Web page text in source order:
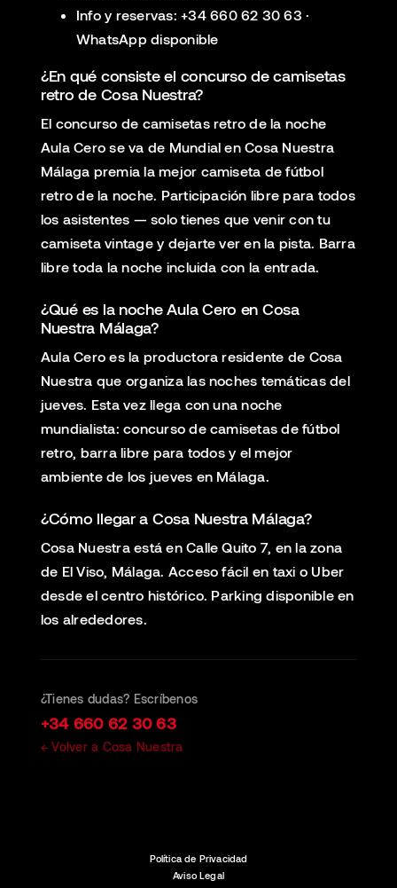
Info y reservas: +34 660 62 30 63 ·
WhatsApp disponible
¿En qué consiste el concurso de camisetas
retro de Cosa Nuestra?
El concurso de camisetas retro de la noche
Aula Cero se va de Mundial en Cosa Nuestra
Málaga premia la mejor camiseta de fútbol
retro de la noche. Participación libre para todos
los asistentes — solo tienes que venir con tu
camiseta vintage y dejarte ver en la pista. Barra
libre toda la noche incluida con la entrada.
¿Qué es la noche Aula Cero en Cosa
Nuestra Málaga?
Aula Cero es la productora residente de Cosa
Nuestra que organiza las noches temáticas del
jueves. Esta vez llega con una noche
mundialista: concurso de camisetas de fútbol
retro, barra libre para todos y el mejor
ambiente de los jueves en Málaga.
¿Cómo llegar a Cosa Nuestra Málaga?
Cosa Nuestra está en Calle Quito 7, en la zona
de El Viso, Málaga. Acceso fácil en taxi o Uber
desde el centro histórico. Parking disponible en
los alrededores.
¿Tienes dudas? Escríbenos
+34 660 62 30 63
← Volver a Cosa Nuestra
Política de Privacidad
Aviso Legal